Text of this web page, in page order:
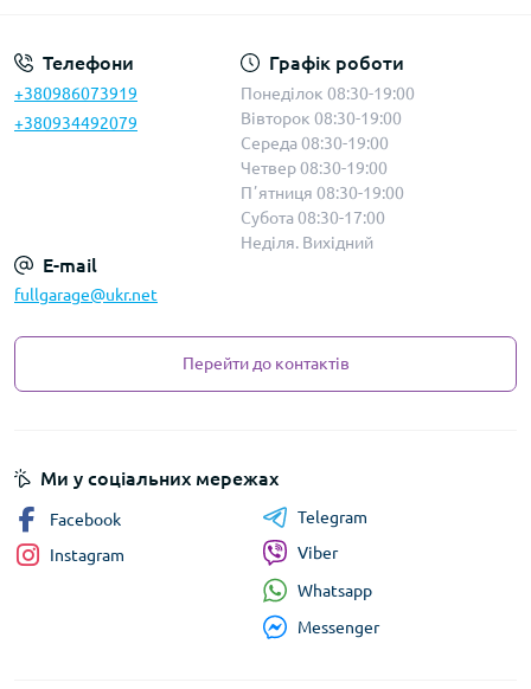
Телефони
+380986073919
+380934492079
Графік роботи
Понеділок 08:30-19:00
Вівторок 08:30-19:00
Середа 08:30-19:00
Четвер 08:30-19:00
Пʼятниця 08:30-19:00
Субота 08:30-17:00
Неділя. Вихідний
E-mail
fullgarage@ukr.net
Перейти до контактів
Ми у соціальних мережах
Facebook
Instagram
Telegram
Viber
Whatsapp
Messenger